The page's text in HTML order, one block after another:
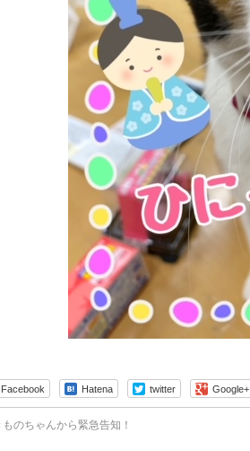
Facebook Hatena twitter Google+
ものちゃんから緊急告知！